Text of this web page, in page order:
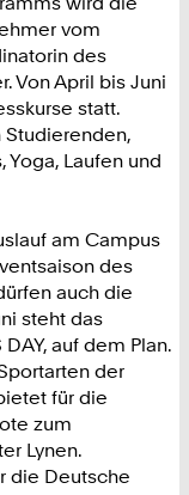
vom
des
Von April bis Juni
statt.
Laufen und
am Campus
des
auch die
steht das
DAY, auf dem Plan.
der
für die
zum
Lynen.
die Deutsche